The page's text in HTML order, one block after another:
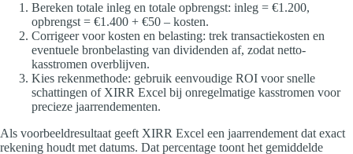
Bereken totale inleg en totale opbrengst: inleg = €1.200,
opbrengst = €1.400 + €50 – kosten.
Corrigeer voor kosten en belasting: trek transactiekosten en
eventuele bronbelasting van dividenden af, zodat netto-
kasstromen overblijven.
Kies rekenmethode: gebruik eenvoudige ROI voor snelle
schattingen of XIRR Excel bij onregelmatige kasstromen voor
precieze jaarrendementen.
Als voorbeeldresultaat geeft XIRR Excel een jaarrendement dat exact
rekening houdt met datums. Dat percentage toont het gemiddelde